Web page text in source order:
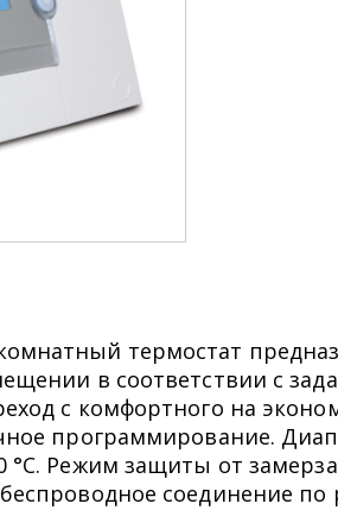
термостат
в соответствии с
с комфортного на
программирование.
°C. Режим защиты от
соединение по